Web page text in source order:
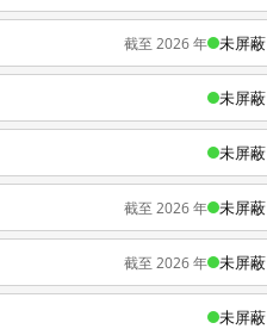
截至 2026 年 未屏蔽
未屏蔽
未屏蔽
截至 2026 年 未屏蔽
截至 2026 年 未屏蔽
未屏蔽